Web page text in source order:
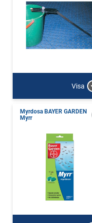
Visa
Myrdosa BAYER GARDEN
Myrr